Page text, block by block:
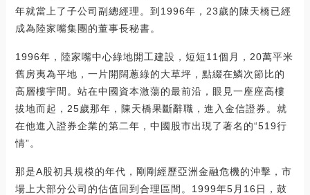
年就當上了子公司副總經理。到1996年，23歲的陳天橋已經
成為陸家嘴集團的董事長秘書。
1996年，陸家嘴中心綠地開工建設，短短11個月，20萬平米
舊房夷為平地，一片開闊蔥綠的大草坪，點綴在鱗次節比的
高層樓宇間。站在中國資本激蕩的最前沿，眼見一座座高樓
拔地而起，25歲那年，陳天橋果斷辭職，進入金信證券。就
在他進入證券企業的第二年，中國股市出現了著名的“519行
情”。
那是A股初具規模的年代，剛剛經歷亞洲金融危機的沖擊，市
場上大部分公司的估值回到合理區間。1999年5月16日，鼓